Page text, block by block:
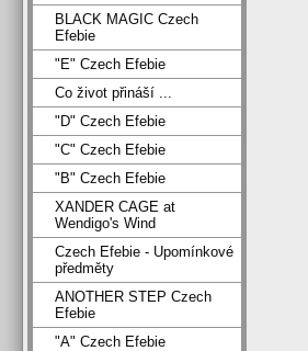
BLACK MAGIC Czech
Efebie
"E" Czech Efebie
Co život přináší ...
"D" Czech Efebie
"C" Czech Efebie
"B" Czech Efebie
XANDER CAGE at
Wendigo's Wind
Czech Efebie - Upomínkové
předměty
ANOTHER STEP Czech
Efebie
"A" Czech Efebie